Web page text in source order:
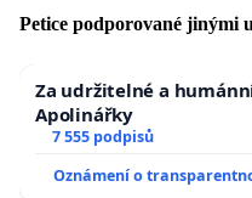
Petice podporované jinými
Za udržitelné a
Apolinářky
7 555 podpisů
Oznámení o